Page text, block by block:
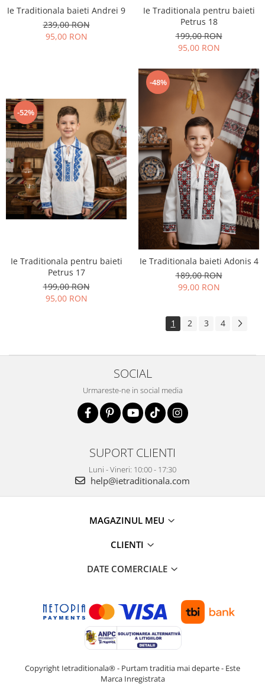
Ie Traditionala baieti Andrei 9
239,00 RON
95,00 RON
Ie Traditionala pentru baieti
Petrus 18
199,00 RON
95,00 RON
-52%
Ie Traditionala pentru baieti
Petrus 17
199,00 RON
95,00 RON
-48%
Ie Traditionala baieti Adonis 4
189,00 RON
99,00 RON
1 2 3 4
SOCIAL
Urmareste-ne in social media
SUPORT CLIENTI
Luni - Vineri: 10:00 - 17:30
help@ietraditionala.com
MAGAZINUL MEU
CLIENTI
DATE COMERCIALE
Copyright Ietraditionala® - Purtam traditia mai departe - Este
Marca Inregistrata